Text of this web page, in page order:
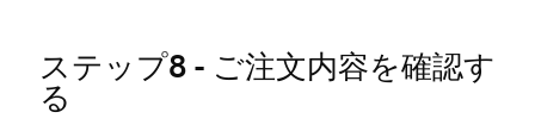
ステ⁠ップ8 - ご注文内容を確認す
る